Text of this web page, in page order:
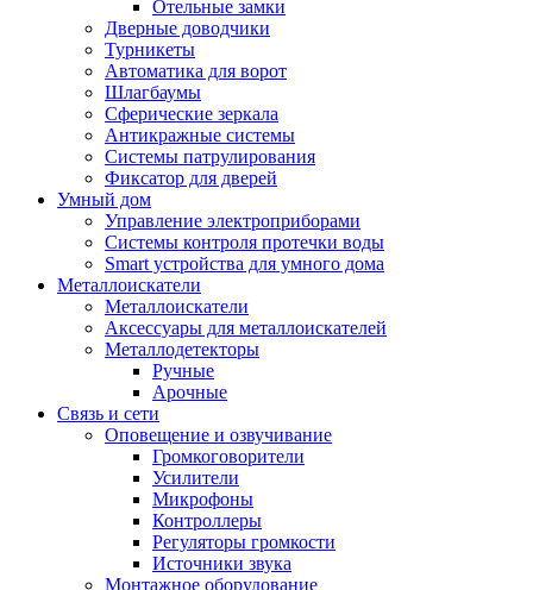
Отельные замки
Дверные доводчики
Турникеты
Автоматика для ворот
Шлагбаумы
Сферические зеркала
Антикражные системы
Системы патрулирования
Фиксатор для дверей
Умный дом
Управление электроприборами
Системы контроля протечки воды
Smart устройства для умного дома
Металлоискатели
Металлоискатели
Аксессуары для металлоискателей
Металлодетекторы
Ручные
Арочные
Связь и сети
Оповещение и озвучивание
Громкоговорители
Усилители
Микрофоны
Контроллеры
Регуляторы громкости
Источники звука
Монтажное оборудование